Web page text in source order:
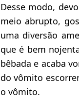
Desse modo,
meio abrupto,
uma diversão
que é bem
bêbada e acaba
do vômito
o vômito.